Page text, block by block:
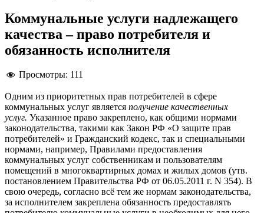
Коммунальные услуги надлежащего
качества – право потребителя и
обязанность исполнителя
Просмотры: 111
Одним из приоритетных прав потребителей в сфере
коммунальных услуг является получение качественных
услуг. Указанное право закреплено, как общими нормами
законодательства, такими как Закон РФ «О защите прав
потребителей» и Гражданский кодекс, так и специальными
нормами, например, Правилами предоставления
коммунальных услуг собственникам и пользователям
помещений в многоквартирных домах и жилых домов (утв.
постановлением Правительства РФ от 06.05.2011 г. N 354). В
свою очередь, согласно всё тем же нормам законодательства,
за исполнителем закреплена обязанность предоставлять